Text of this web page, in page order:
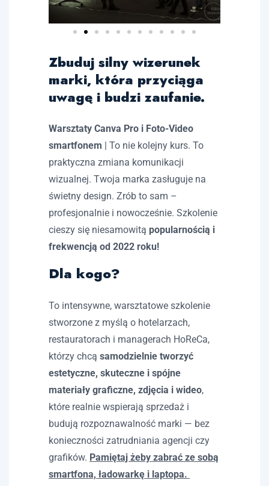
Zbuduj silny wizerunek
marki, która przyciąga
uwagę i budzi zaufanie.
Warsztaty Canva Pro i Foto-Video
smartfonem | To nie kolejny kurs. To
praktyczna zmiana komunikacji
wizualnej. Twoja marka zasługuje na
świetny design. Zrób to sam –
profesjonalnie i nowocześnie. Szkolenie
cieszy się niesamowitą popularnością i
frekwencją od 2022 roku!
Dla kogo?
To intensywne, warsztatowe szkolenie
stworzone z myślą o hotelarzach,
restauratorach i managerach HoReCa,
którzy chcą samodzielnie tworzyć
estetyczne, skuteczne i spójne
materiały graficzne, zdjęcia i wideo,
które realnie wspierają sprzedaż i
budują rozpoznawalność marki — bez
konieczności zatrudniania agencji czy
grafików. Pamiętaj żeby zabrać ze sobą
smartfona, ładowarkę i laptopa.